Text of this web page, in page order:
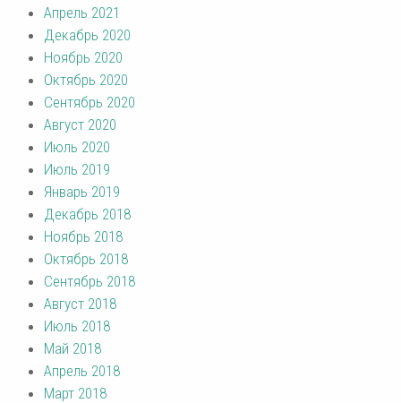
Апрель 2021
Декабрь 2020
Ноябрь 2020
Октябрь 2020
Сентябрь 2020
Август 2020
Июль 2020
Июль 2019
Январь 2019
Декабрь 2018
Ноябрь 2018
Октябрь 2018
Сентябрь 2018
Август 2018
Июль 2018
Май 2018
Апрель 2018
Март 2018